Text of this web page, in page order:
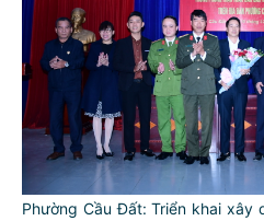
Phường Cầu Đất: Triển khai xây